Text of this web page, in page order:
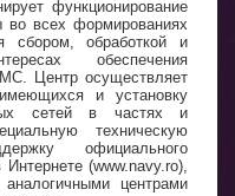
функционирование
во всех формированиях
сбором, обработкой и
обеспечения
Центр осуществляет
и установку
сетей в частях и
техническую
официального
(www.navy.ro),
центрами